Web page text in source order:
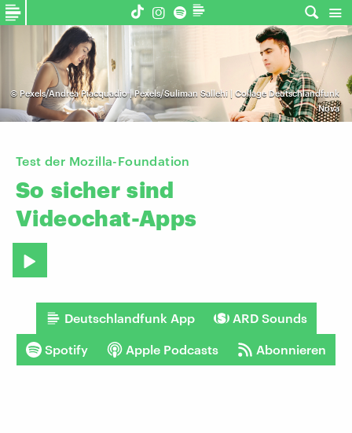
© Pexels/Andrea Piacquadio | Pexels/Suliman Sallehi | Collage Deutschlandfunk
Nova
Test der Mozilla-Foundation
So sicher sind
Videochat-Apps
Deutschlandfunk App ARD Sounds
Spotify Apple Podcasts Abonnieren